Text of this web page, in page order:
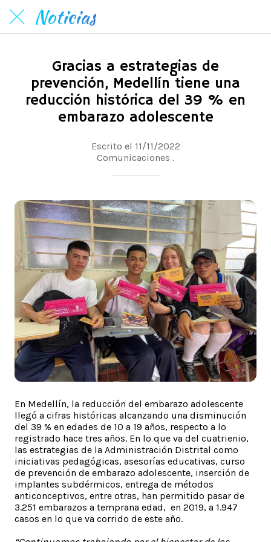
Noticias
Gracias a estrategias de
prevención, Medellín tiene una
reducción histórica del 39 % en
embarazo adolescente
Escrito el 11/11/2022
Comunicaciones .
En Medellín, la reducción del embarazo adolescente
llegó a cifras históricas alcanzando una disminución
del 39 % en edades de 10 a 19 años, respecto a lo
registrado hace tres años. En lo que va del cuatrienio,
las estrategias de la Administración Distrital como
iniciativas pedagógicas, asesorías educativas, curso
de prevención de embarazo adolescente, inserción de
implantes subdérmicos, entrega de métodos
anticonceptivos, entre otras, han permitido pasar de
3.251 embarazos a temprana edad, en 2019, a 1.947
casos en lo que va corrido de este año.